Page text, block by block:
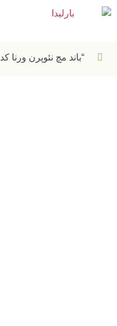
“باند مچ نئوپرن ورنا کد v401” به سبد شما افزوده شد.